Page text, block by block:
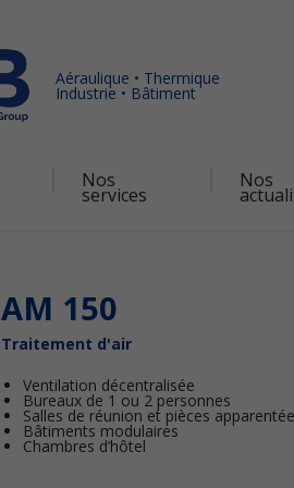
Aéraulique • Thermique
Industrie • Bâtiment
Nos
services
Nos
AM 150
Traitement d'air
Ventilation décentralisée
Bureaux de 1 ou 2 personnes
Salles de réunion et pièces
Bâtiments modulaires
Chambres d’hôtel